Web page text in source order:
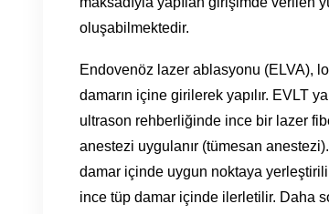
oluşabilmektedir.
Endovenöz lazer ablasyonu (ELVA),
damarın içine girilerek yapılır. EVLT
ultrason rehberliğinde ince bir lazer
anestezi uygulanır (tümesan
damar içinde uygun noktaya
ince tüp damar içinde ilerletilir. Daha